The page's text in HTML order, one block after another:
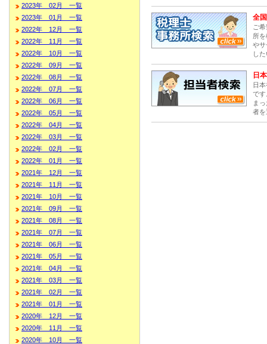
2023年 02月 一覧
2023年 01月 一覧
2022年 12月 一覧
2022年 11月 一覧
2022年 10月 一覧
2022年 09月 一覧
2022年 08月 一覧
2022年 07月 一覧
2022年 06月 一覧
2022年 05月 一覧
2022年 04月 一覧
2022年 03月 一覧
2022年 02月 一覧
2022年 01月 一覧
2021年 12月 一覧
2021年 11月 一覧
2021年 10月 一覧
2021年 09月 一覧
2021年 08月 一覧
2021年 07月 一覧
2021年 06月 一覧
2021年 05月 一覧
2021年 04月 一覧
2021年 03月 一覧
2021年 02月 一覧
2021年 01月 一覧
2020年 12月 一覧
2020年 11月 一覧
2020年 10月 一覧
全
ご
所
やサ
し
日
日
です
ま
者を